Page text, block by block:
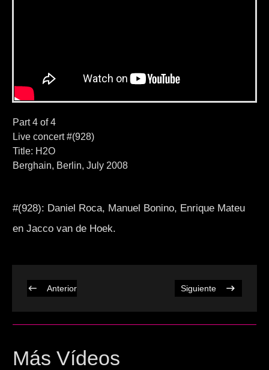
Part 4 of 4
Live concert #(928)
Title: H2O
Berghain, Berlin, July 2008
#(928): Daniel Roca, Manuel Bonino, Enrique Mateu
en Jacco van de Hoek.
Anterior Siguiente
Más Vídeos